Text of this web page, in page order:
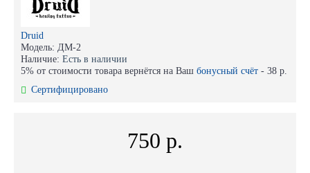
Druid
Модель: ДМ-2
Наличие: Есть в наличии
5% от стоимости товара вернётся на Ваш бонусный счёт - 38 р.
Сертифицировано
750 р.